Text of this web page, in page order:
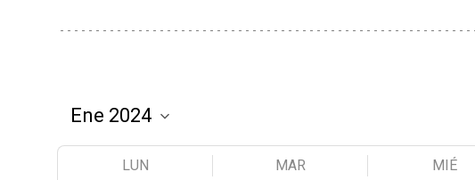
LUN MAR MIÉ